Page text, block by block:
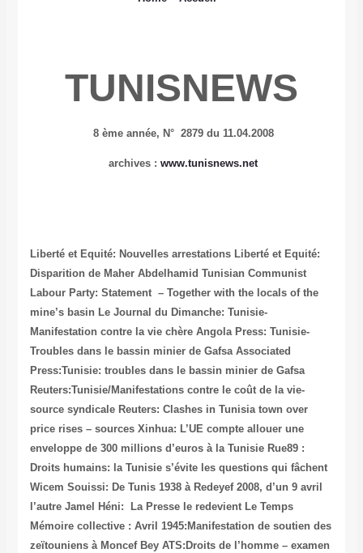
TUNISNEWS
8 ème année, N° 2879 du 11.04.2008
archives : www.tunisnews.net
Liberté et Equité: Nouvelles arrestations Liberté et Equité:
Disparition de Maher Abdelhamid Tunisian Communist
Labour Party: Statement – Together with the locals of the
mine’s basin Le Journal du Dimanche: Tunisie-
Manifestation contre la vie chèreAngola Press: Tunisie-
Troubles dans le bassin minier de Gafsa Associated
Press:Tunisie: troubles dans le bassin minier de Gafsa
Reuters:Tunisie/Manifestations contre le coût de la vie-
source syndicale Reuters: Clashes in Tunisia town over
price rises – sourcesXinhua: L’UE compte allouer une
enveloppe de 300 millions d’euros à la Tunisie Rue89 :
Droits humains: la Tunisie s’évite les questions qui fâchent
Wicem Souissi: De Tunis 1938 à Redeyef 2008, d’un 9 avril
l’autre Jamel Héni: La Presse le redevientLe Temps
Mémoire collective : Avril 1945:Manifestation de soutien des
zeïtouniens à Moncef Bey ATS:Droits de l’homme – examen